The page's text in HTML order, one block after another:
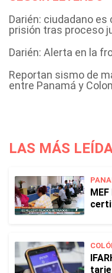
Darién: ciudadano
prisión tras proceso
Darién: Alerta en la
Reportan sismo de
entre Panamá y
LAS MÁS